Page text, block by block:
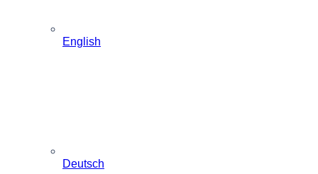
English
Deutsch